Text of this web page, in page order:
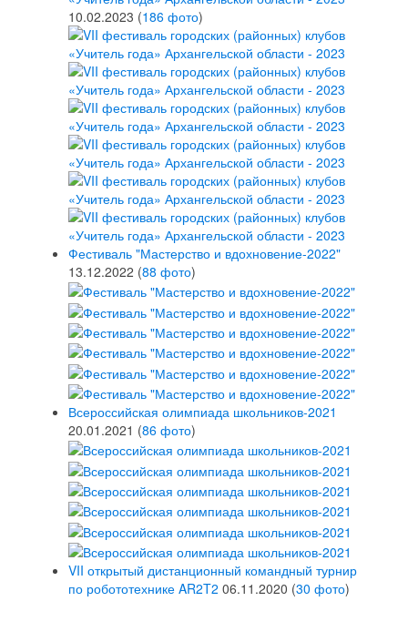
10.02.2023 (186 фото)
Фестиваль "Мастерство и вдохновение-2022"
13.12.2022 (88 фото)
Всероссийская олимпиада школьников-2021
20.01.2021 (86 фото)
VII открытый дистанционный командный турнир
по робототехнике AR2T2 06.11.2020 (30 фото)